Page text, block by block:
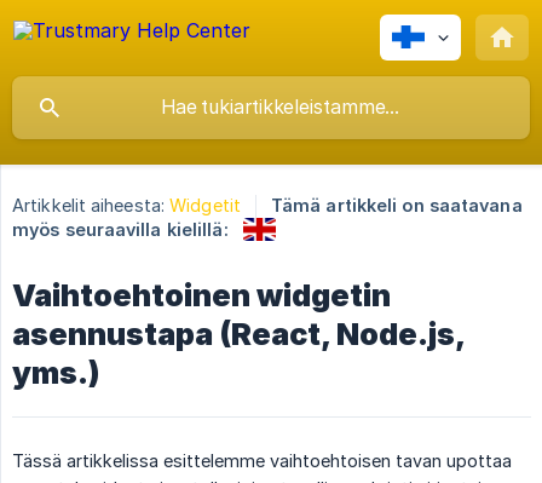
Artikkelit aiheesta: Widgetit
Tämä artikkeli on saatavana
myös seuraavilla kielillä:
Vaihtoehtoinen widgetin
asennustapa (React, Node.js,
yms.)
Tässä artikkelissa esittelemme vaihtoehtoisen tavan upottaa